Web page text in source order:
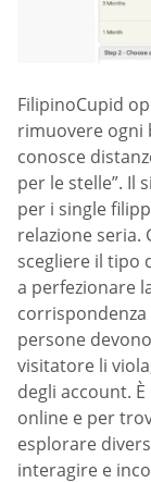
FilipinoCupid
rimuovere ogni
conosce
per le stelle”. Il
per i single
relazione seria.
scegliere il tipo
a perfezionare
corrispondenza
persone
visitatore li
degli account.
online e per
esplorare
interagire e